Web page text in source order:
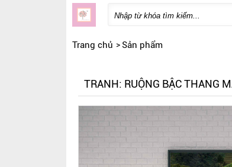
Trang chủ Sản phẩm
TRANH: RUỘNG BẬC THANG